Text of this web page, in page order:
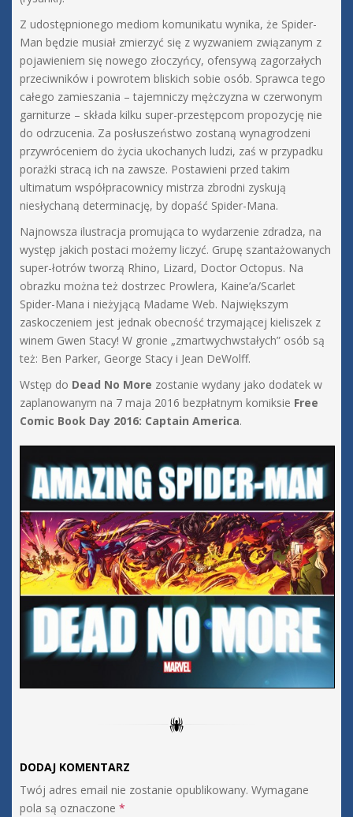
Z udostępnionego mediom komunikatu wynika, że Spider-
Man będzie musiał zmierzyć się z wyzwaniem związanym z
pojawieniem się nowego złoczyńcy, ofensywą zagorzałych
przeciwników i powrotem bliskich sobie osób. Sprawca tego
całego zamieszania – tajemniczy mężczyzna w czerwonym
garniturze – składa kilku super-przestępcom propozycję nie
do odrzucenia. Za posłuszeństwo zostaną wynagrodzeni
przywróceniem do życia ukochanych ludzi, zaś w przypadku
porażki stracą ich na zawsze. Postawieni przed takim
ultimatum współpracownicy mistrza zbrodni zyskują
niesłychaną determinację, by dopaść Spider-Mana.
Najnowsza ilustracja promująca to wydarzenie zdradza, na
występ jakich postaci możemy liczyć. Grupę szantażowanych
super-łotrów tworzą Rhino, Lizard, Doctor Octopus. Na
obrazku można też dostrzec Prowlera, Kaine’a/Scarlet
Spider-Mana i nieżyjącą Madame Web. Największym
zaskoczeniem jest jednak obecność trzymającej kieliszek z
winem Gwen Stacy! W gronie „zmartwychwstałych” osób są
też: Ben Parker, George Stacy i Jean DeWolff.
Wstęp do Dead No More zostanie wydany jako dodatek w
zaplanowanym na 7 maja 2016 bezpłatnym komiksie Free
Comic Book Day 2016: Captain America.
DODAJ KOMENTARZ
Twój adres email nie zostanie opublikowany. Wymagane
pola są oznaczone *